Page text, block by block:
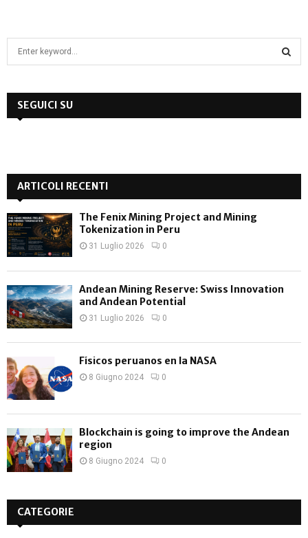
h
:
SEGUICI SU
ARTICOLI RECENTI
The Fenix Mining Project and Mining
Tokenization in Peru
31 Luglio 2026 0
Andean Mining Reserve: Swiss Innovation
and Andean Potential
31 Luglio 2026 0
Físicos peruanos en la NASA
8 Giugno 2024 0
Blockchain is going to improve the Andean
region
8 Giugno 2024 0
CATEGORIE